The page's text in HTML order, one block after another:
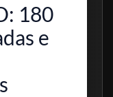
180
e